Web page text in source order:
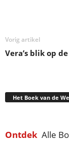
Vorig artikel
Vera’s blik op
Het Boek van de
Ontdek Alle